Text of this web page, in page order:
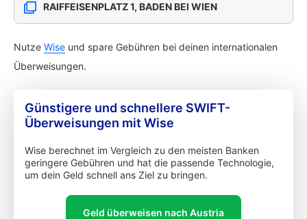
RAIFFEISENPLATZ 1, BADEN BEI WIEN
Nutze Wise und spare Gebühren bei deinen internationalen
Überweisungen.
Günstigere und schnellere SWIFT-
Überweisungen mit Wise
Wise berechnet im Vergleich zu den meisten Banken
geringere Gebühren und hat die passende Technologie,
um dein Geld schnell ans Ziel zu bringen.
Geld überweisen nach Austria